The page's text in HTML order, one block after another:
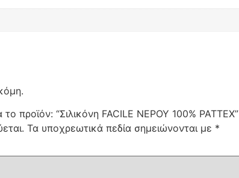
προϊόν: “Σιλικόνη FACILE ΝΕΡΟΥ 100% PATTEX”
Τα υποχρεωτικά πεδία σημειώνονται με *